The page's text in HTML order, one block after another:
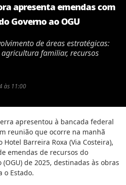
apresenta emendas com
Governo ao OGU
de áreas estratégicas:
familiar, recursos
às 11:00
apresentou à bancada federal
reunião que ocorre na manhã
Barreira Roxa (Via Costeira),
emendas de recursos do
de 2025, destinadas às obras
o Estado.